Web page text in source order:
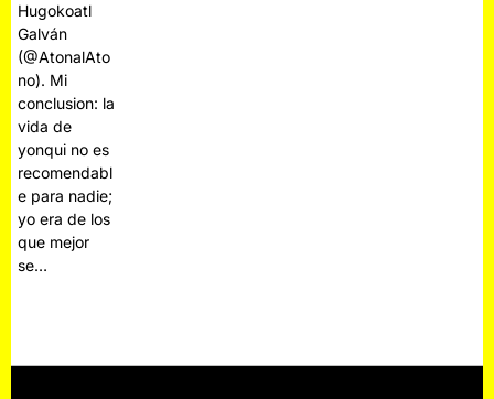
Hugokoatl
Galván
(@AtonalAto
no). Mi
conclusion: la
vida de
yonqui no es
recomendabl
e para nadie;
yo era de los
que mejor
se…